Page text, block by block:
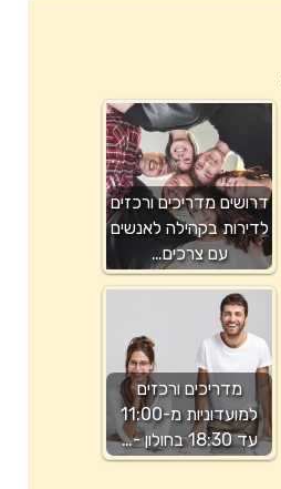
דרושים מדריכים ורכזים
לדירות בקהילה לאנשים
עם צרכים…
מדריכים ורכזים
למועדוניות מ-11:00
עד 18:30 בחולון -…